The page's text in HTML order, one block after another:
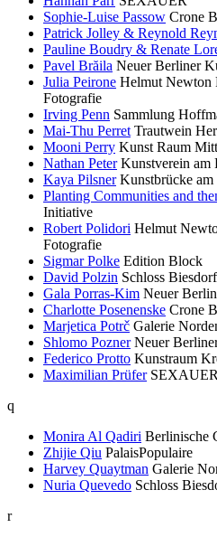
Sophie-Luise Passow Crone
Patrick Jolley & Reynold
Pauline Boudry & Renate
Pavel Brăila Neuer Berliner
Julia Peirone Helmut Newton
Fotografie
Irving Penn Sammlung
Mai-Thu Perret Trautwein
Mooni Perry Kunst Raum
Nathan Peter Kunstverein am
Kaya Pilsner Kunstbrücke
Planting Communities and
Initiative
Robert Polidori Helmut
Fotografie
Sigmar Polke Edition Block
David Polzin Schloss Biesdorf
Gala Porras-Kim Neuer
Charlotte Posenenske Crone
Marjetica Potrč Galerie
Shlomo Pozner Neuer
Federico Protto Kunstraum
Maximilian Prüfer SEXAUER
q
Monira Al Qadiri Berlinische
Zhijie Qiu PalaisPopulaire
Harvey Quaytman Galerie
Nuria Quevedo Schloss
r